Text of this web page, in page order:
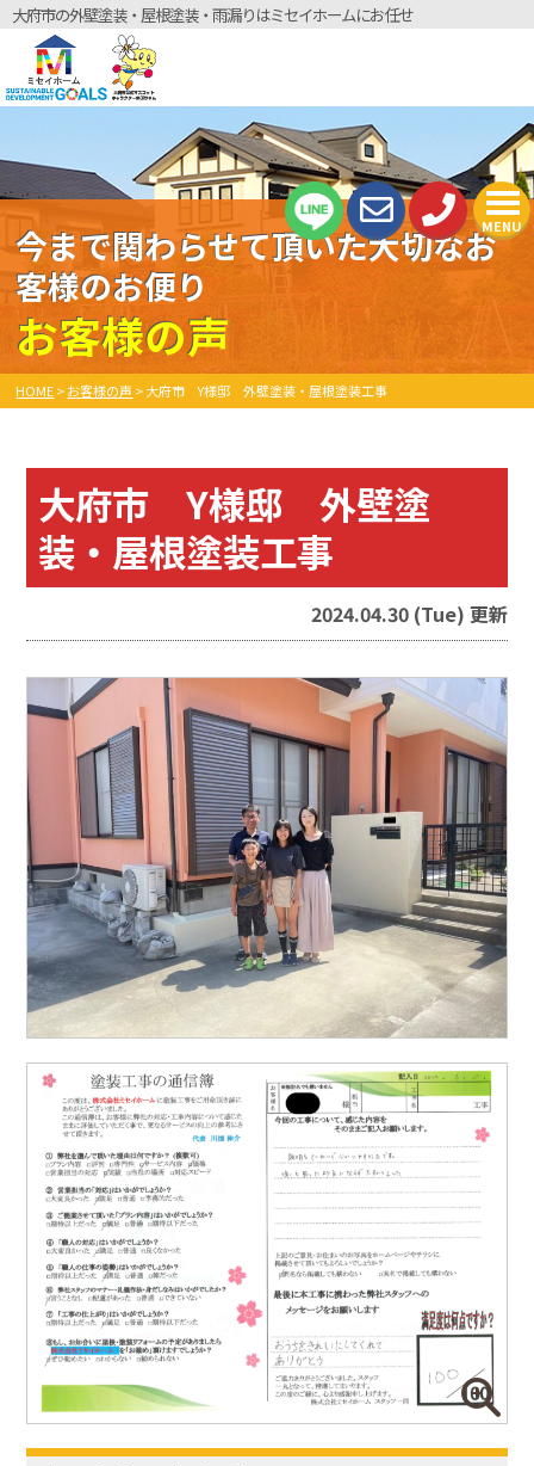
大府市の外壁塗装・屋根塗装・雨漏りはミセイホームにお任せ
MENU
今まで関わらせて頂いた大切なお
客様のお便り
お客様の声
HOME>お客様の声 >大府市 Y様邸 外壁塗装・屋根塗装工事
大府市 Y様邸 外壁塗
装・屋根塗装工事
2024.04.30 (Tue) 更新